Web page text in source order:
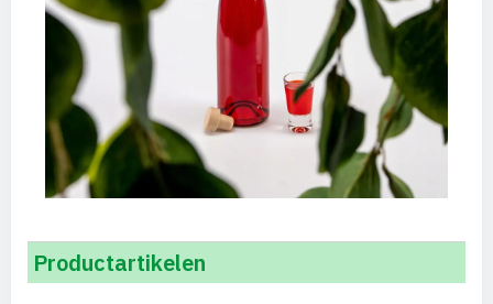
Productartikelen